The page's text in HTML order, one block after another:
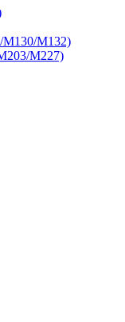
M132)
M227)